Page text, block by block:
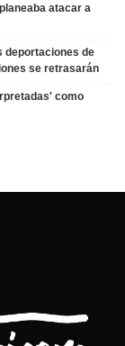
atacar a
deportaciones de
se retrasarán
como